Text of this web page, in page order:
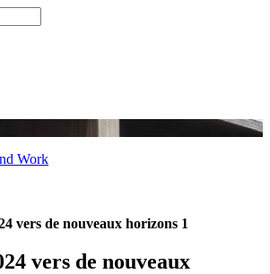
Work
vers de nouveaux horizons 1
vers de nouveaux